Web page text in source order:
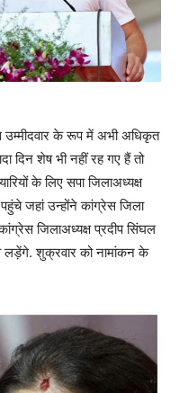
उम्मीदवार के रूप में अभी अधिकृत
दिन शेष भी नहीं रह गए हैं तो
के लिए सपा जिलाअध्यक्ष
जहां उन्होंने कांग्रेस जिला
जिलाअध्यक्ष प्रदीप सिंघल
लड़ेंगे. शुक्रवार को नामांकन के